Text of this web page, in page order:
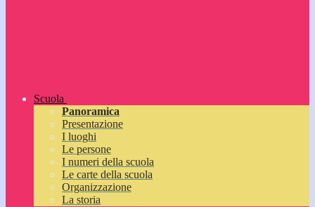
Scuola
Panoramica
Presentazione
I luoghi
Le persone
I numeri della scuola
Le carte della scuola
Organizzazione
La storia